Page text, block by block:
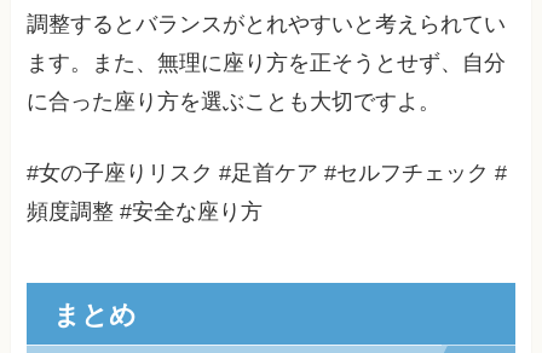
調整するとバランスがとれやすいと考えられてい
ます。また、無理に座り方を正そうとせず、自分
に合った座り方を選ぶことも大切ですよ。
#女の子座りリスク #足首ケア #セルフチェック #
頻度調整 #安全な座り方
まとめ